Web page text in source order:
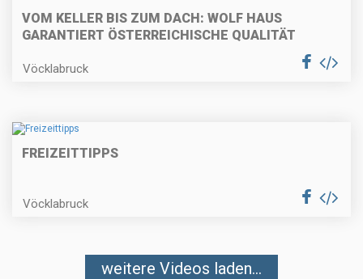
VOM KELLER BIS ZUM DACH: WOLF HAUS
GARANTIERT ÖSTERREICHISCHE QUALITÄT
Vöcklabruck
FREIZEITTIPPS
Vöcklabruck
weitere Videos laden...